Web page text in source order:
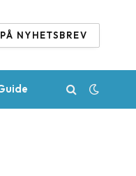
NYHETSBREV